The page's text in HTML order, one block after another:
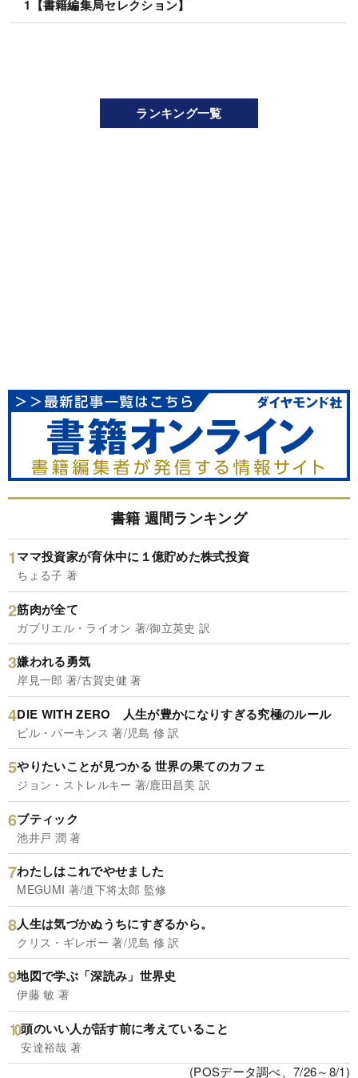
1【書籍編集局セレクション】
ランキング一覧
書籍 週間ランキング
ママ投資家が育休中に１億貯めた株式投資
ちょる子 著
筋肉が全て
ガブリエル・ライオン 著/御立英史 訳
嫌われる勇気
岸見一郎 著/古賀史健 著
DIE WITH ZERO 人生が豊かになりすぎる究極のルール
ビル・パーキンス 著/児島 修 訳
やりたいことが見つかる 世界の果てのカフェ
ジョン・ストレルキー 著/鹿田昌美 訳
ブティック
池井戸 潤 著
わたしはこれでやせました
MEGUMI 著/道下将太郎 監修
人生は気づかぬうちにすぎるから。
クリス・ギレボー 著/児島 修 訳
地図で学ぶ「深読み」世界史
伊藤 敏 著
頭のいい人が話す前に考えていること
安達裕哉 著
(POSデータ調べ、7/26～8/1)